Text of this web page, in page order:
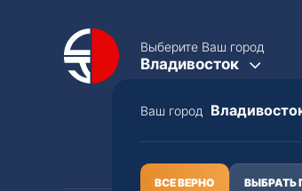
Выберите Ваш город
Владивосток
Ваш город
ВСЕ ВЕРНО ВЫБРАТЬ